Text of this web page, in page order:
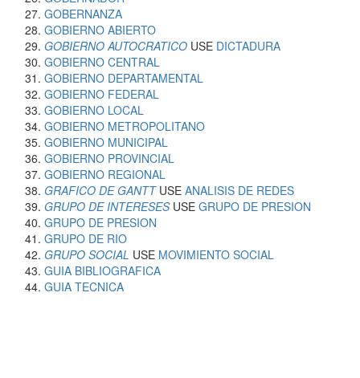
GOBERNANZA
GOBIERNO ABIERTO
GOBIERNO AUTOCRATICO USE DICTADURA
GOBIERNO CENTRAL
GOBIERNO DEPARTAMENTAL
GOBIERNO FEDERAL
GOBIERNO LOCAL
GOBIERNO METROPOLITANO
GOBIERNO MUNICIPAL
GOBIERNO PROVINCIAL
GOBIERNO REGIONAL
GRAFICO DE GANTTUSE ANALISIS DE REDES
GRUPO DE INTERESESUSE GRUPO DE PRESION
GRUPO DE PRESION
GRUPO DE RIO
GRUPO SOCIAL USE MOVIMIENTO SOCIAL
GUIA BIBLIOGRAFICA
GUIA TECNICA